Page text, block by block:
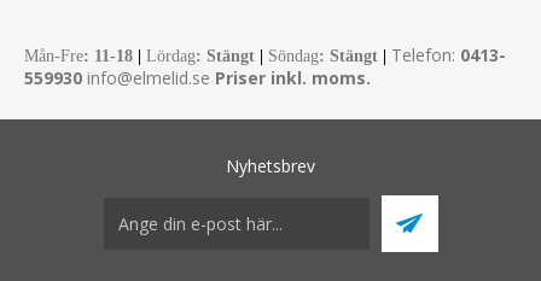
Mån-Fre: 11-18 Lördag: Stängt Söndag: Stängt Telefon: 0413-
559930 info@elmelid.se Priser inkl. moms.
Nyhetsbrev